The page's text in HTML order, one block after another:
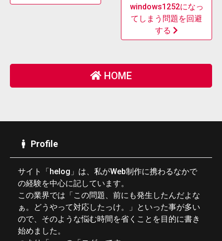
windows1252になっ
てしまう問題を回避
する
HOME
Profile
サイト「helog」は、私がWeb制作に携わるなかで
の経験を中心に記しています。
この業界では「この問題、前にも発生したんだよな
ぁ。どうやって対応したっけ。」といった事が多い
ので、そのような悩む時間を省くことを目的に書き
始めました。